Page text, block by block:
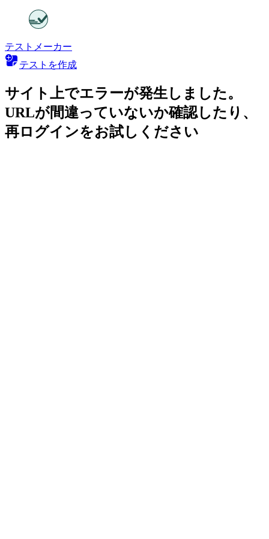
テストメーカー
テストを作成
サイト上でエラーが発生しました。
URLが間違っていないか確認したり、
再ログインをお試しください